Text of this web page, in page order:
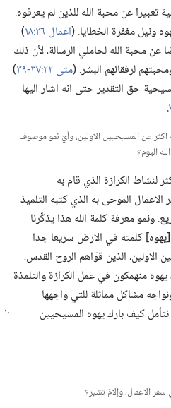
تعبيرا عن محبة الله للذين لم يعرفوه.‏
ونيل مغفرة الخطايا.‏ (‏اعمال ٢٦:‏١٨
‏)‏
عن محبة الله لحاملي الرسالة،‏ لأن ذلك
لرفقائهم البشر.‏ (‏متى ٢٢:‏٣٧-‏٣٩
‏)‏
حق التقدير حتى انه اشار اليها
‏.‏
اكثر عن المسيحيين الاولين،‏ وأيّ نمو موصوف
اليوم؟‏
لنشاط الكرازة الذي قام به
الموحى به الذي كتبه التلميذ
ونمو معرفة كلمة الله هذا يذكِّرنا
كلمته في الارض سريعا جدا
الذين قوّاهم الروح القدس،‏
منهمكون في عمل الكرازة والتلمذة
مشاكل مماثلة للتي واجهها
نتأمل كيف بارك يهوه المسيحيين